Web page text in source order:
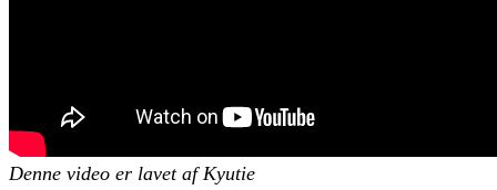
Denne video er lavet af Kyutie